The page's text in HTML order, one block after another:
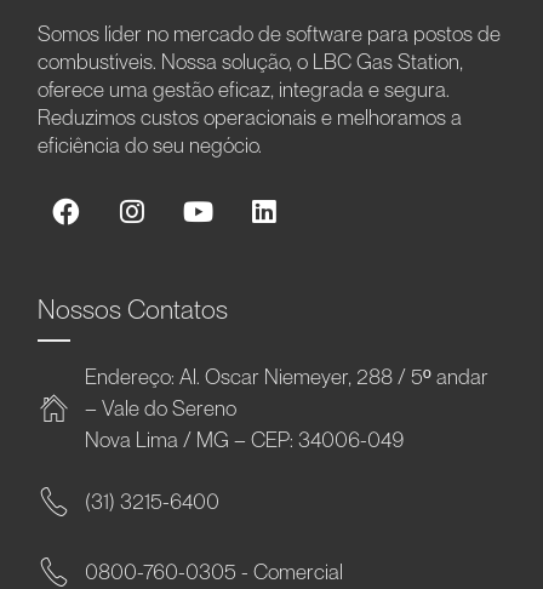
Somos líder no mercado de software para postos de
combustíveis. Nossa solução, o LBC Gas Station,
oferece uma gestão eficaz, integrada e segura.
Reduzimos custos operacionais e melhoramos a
eficiência do seu negócio.
Nossos Contatos
Endereço: Al. Oscar Niemeyer, 288 / 5º andar
– Vale do Sereno
Nova Lima / MG – CEP: 34006-049
(31) 3215-6400
0800-760-0305 - Comercial